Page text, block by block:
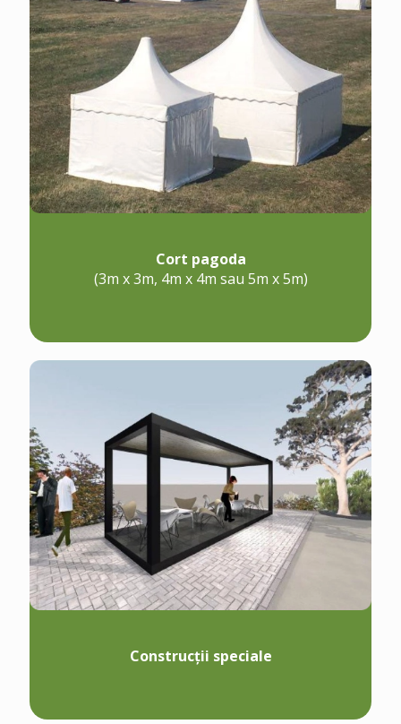
Cort pagoda
(3m x 3m, 4m x 4m sau 5m x 5m)
Construcții speciale